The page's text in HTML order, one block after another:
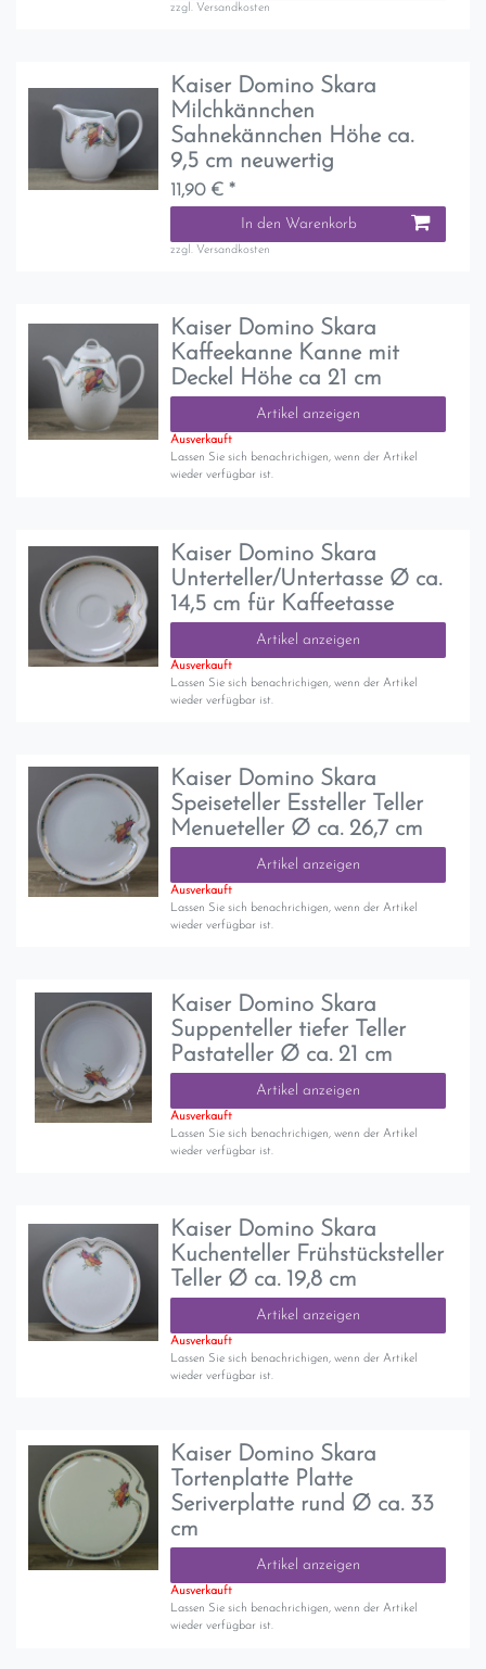
zzgl. Versandkosten
Kaiser Domino Skara
Milchkännchen
Sahnekännchen Höhe ca.
9,5 cm neuwertig
11,90 € *
In den Warenkorb
zzgl. Versandkosten
Kaiser Domino Skara
Kaffeekanne Kanne mit
Deckel Höhe ca 21 cm
Artikel anzeigen
Ausverkauft
Lassen Sie sich benachrichigen, wenn der Artikel
wieder verfügbar ist.
Kaiser Domino Skara
Unterteller/Untertasse Ø ca.
14,5 cm für Kaffeetasse
Artikel anzeigen
Ausverkauft
Lassen Sie sich benachrichigen, wenn der Artikel
wieder verfügbar ist.
Kaiser Domino Skara
Speiseteller Essteller Teller
Menueteller Ø ca. 26,7 cm
Artikel anzeigen
Ausverkauft
Lassen Sie sich benachrichigen, wenn der Artikel
wieder verfügbar ist.
Kaiser Domino Skara
Suppenteller tiefer Teller
Pastateller Ø ca. 21 cm
Artikel anzeigen
Ausverkauft
Lassen Sie sich benachrichigen, wenn der Artikel
wieder verfügbar ist.
Kaiser Domino Skara
Kuchenteller Frühstücksteller
Teller Ø ca. 19,8 cm
Artikel anzeigen
Ausverkauft
Lassen Sie sich benachrichigen, wenn der Artikel
wieder verfügbar ist.
Kaiser Domino Skara
Tortenplatte Platte
Seriverplatte rund Ø ca. 33
cm
Artikel anzeigen
Ausverkauft
Lassen Sie sich benachrichigen, wenn der Artikel
wieder verfügbar ist.